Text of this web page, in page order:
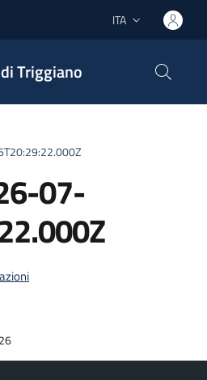
Lingua attiva:
ITA
Triggiano
07-